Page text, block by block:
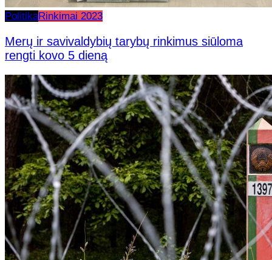
PolitikaRinkimai 2023
Merų ir savivaldybių tarybų rinkimus siūloma
rengti kovo 5 dieną